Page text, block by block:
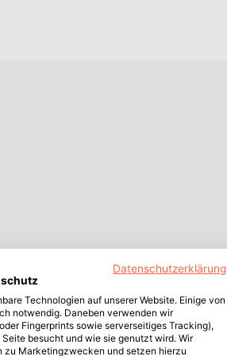
Datenschutzerklärung
Technologien auf unserer Website. Einige von
notwendig. Daneben verwenden wir
Fingerprints sowie serverseitiges Tracking),
besucht und wie sie genutzt wird. Wir
Marketingzwecken und setzen hierzu